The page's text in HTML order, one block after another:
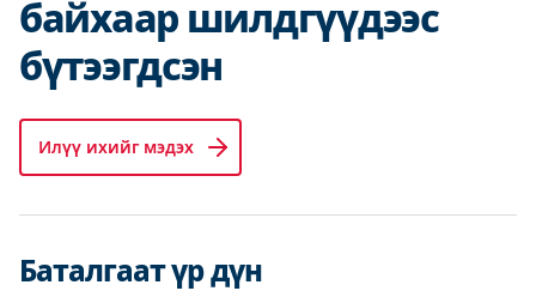
байхаар шилдгүүдээс
бүтээгдсэн
Илүү ихийг мэдэх
Баталгаат үр дүн